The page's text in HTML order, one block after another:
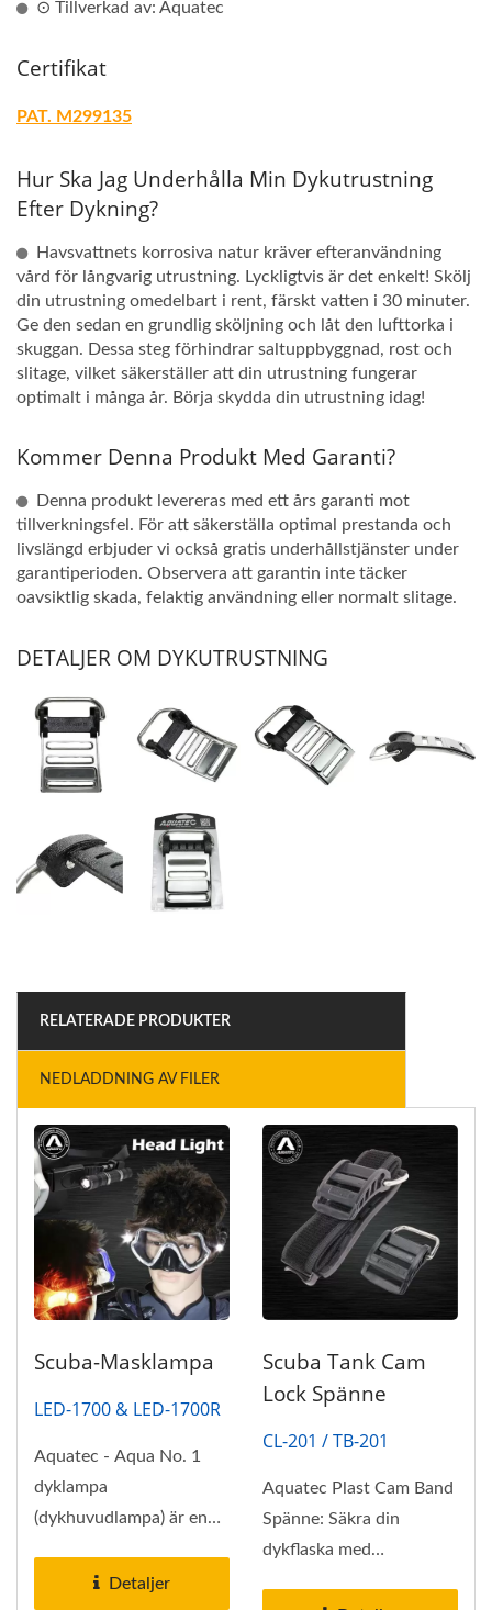
⊙ Tillverkad av: Aquatec
Certifikat
PAT. M299135
Hur Ska Jag Underhålla Min Dykutrustning
Efter Dykning?
Havsvattnets korrosiva natur kräver efteranvändning
vård för långvarig utrustning. Lyckligtvis är det enkelt! Skölj
din utrustning omedelbart i rent, färskt vatten i 30 minuter.
Ge den sedan en grundlig sköljning och låt den lufttorka i
skuggan. Dessa steg förhindrar saltuppbyggnad, rost och
slitage, vilket säkerställer att din utrustning fungerar
optimalt i många år. Börja skydda din utrustning idag!
Kommer Denna Produkt Med Garanti?
Denna produkt levereras med ett års garanti mot
tillverkningsfel. För att säkerställa optimal prestanda och
livslängd erbjuder vi också gratis underhållstjänster under
garantiperioden. Observera att garantin inte täcker
oavsiktlig skada, felaktig användning eller normalt slitage.
DETALJER OM DYKUTRUSTNING
RELATERADE PRODUKTER
NEDLADDNING AV FILER
Scuba-Masklampa
LED-1700 & LED-1700R
Aquatec - Aqua No. 1
dyklampa
(dykhuvudlampa) är en
ultrakompakt och
Detaljer
Scuba Tank Cam
Lock Spänne
CL-201 / TB-201
Aquatec Plast Cam Band
Spänne: Säkra din
dykflaska med